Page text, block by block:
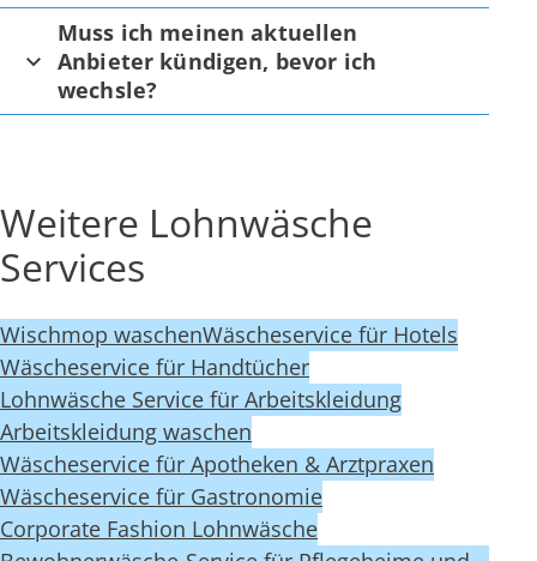
Muss ich meinen aktuellen
Anbieter kündigen, bevor ich
wechsle?
Weitere Lohnwäsche
Services
Wischmop waschenWäscheservice für Hotels
Wäscheservice für Handtücher
Lohnwäsche Service für Arbeitskleidung
Arbeitskleidung waschen
Wäscheservice für Apotheken & Arztpraxen
Wäscheservice für Gastronomie
Corporate Fashion Lohnwäsche